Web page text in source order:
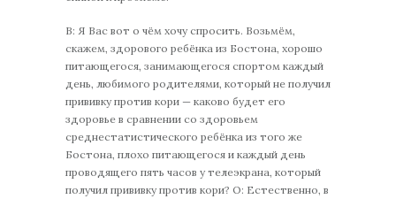
В: Я Вас вот о чём хочу спросить. Возьмём,
скажем, здорового ребёнка из Бостона, хорошо
питающегося, занимающегося спортом каждый
день, любимого родителями, который не получил
прививку против кори — каково будет его
здоровье в сравнении со здоровьем
среднестатистического ребёнка из того же
Бостона, плохо питающегося и каждый день
проводящего пять часов у телеэкрана, который
получил прививку против кори? О: Естественно, в